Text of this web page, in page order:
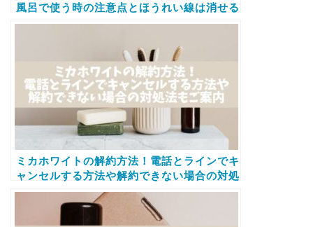
風呂で使う時の注意点とほうれい線は消せる
かについても紹介
ミカホワイトの解約方法！電話とラインでキ
ャンセルする方法や解約できない場合の対処
法もご案内